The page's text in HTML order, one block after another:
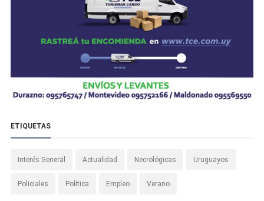
ETIQUETAS
Interés General Actualidad Necrológicas Uruguayos
Policiales Política Empleo Verano